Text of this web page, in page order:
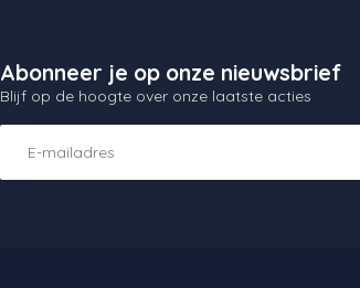
Abonneer je op onze nieuwsbrief
Blijf op de hoogte over onze laatste acties